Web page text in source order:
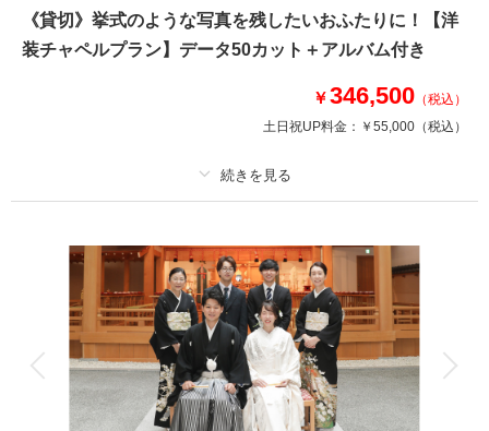
2023年10月18日
定禅寺通り（仙台）（宮城）
相談予約する
来店・オンライン
撮影日の空き
を確認する
《貸切》挙式のような写真を残したいおふたりに！【洋
装チャペルプラン】データ50カット＋アルバム付き
￥346,500 （税込）
土日祝UP料金： ￥55,000 （税込）
撮影料 新婦衣装1着 新郎衣装1着
着付け ヘアメイク
アルバム 20 P データ 50 カット 台紙付写真
衣装追加 会食
家族と撮影 家族用衣装レンタル ペットと撮影
その他含むもの